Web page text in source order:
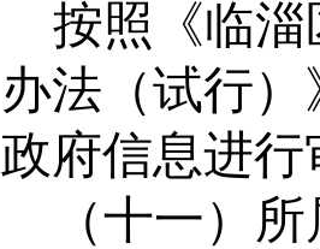
按照《临
办法（试行
政府信息进行
（十一）